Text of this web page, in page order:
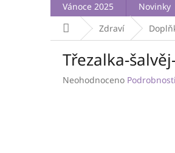
Vánoce 2025 Novinky
Domů Zdraví
Třezalka-
Průměrné
Neohodnoceno